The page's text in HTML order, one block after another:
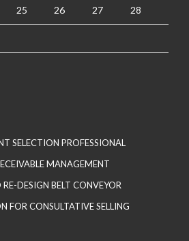
25 26 27 28
SELECTION PROFESSIONAL
MANAGEMENT
DESIGN BELT CONVEYOR
FOR CONSULTATIVE SELLING